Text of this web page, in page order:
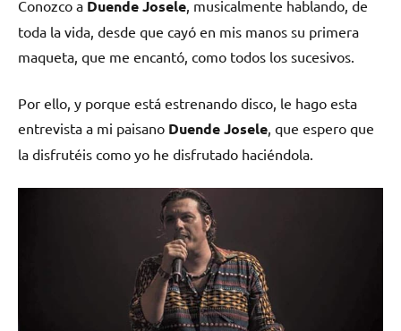
Conozco a Duende Josele , musicalmente hablando, de
toda la vida, desde que cayó en mis manos su primera
maqueta, que me encantó, como todos los sucesivos.
Por ello, y porque está estrenando disco, le hago esta
entrevista a mi paisano Duende Josele , que espero que
la disfrutéis como yo he disfrutado haciéndola.